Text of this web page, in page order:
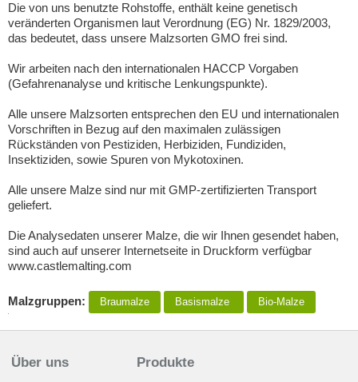
Die von uns benutzte Rohstoffe, enthält keine genetisch
veränderten Organismen laut Verordnung (EG) Nr. 1829/2003,
das bedeutet, dass unsere Malzsorten GMO frei sind.
Wir arbeiten nach den internationalen HACCP Vorgaben
(Gefahrenanalyse und kritische Lenkungspunkte).
Alle unsere Malzsorten entsprechen den EU und internationalen
Vorschriften in Bezug auf den maximalen zulässigen
Rückständen von Pestiziden, Herbiziden, Fundiziden,
Insektiziden, sowie Spuren von Mykotoxinen.
Alle unsere Malze sind nur mit GMP-zertifizierten Transport
geliefert.
Die Analysedaten unserer Malze, die wir Ihnen gesendet haben,
sind auch auf unserer Internetseite in Druckform verfügbar
www.castlemalting.com
Malzgruppen: Braumalze Basismalze Bio-Malze
Über uns Produkte